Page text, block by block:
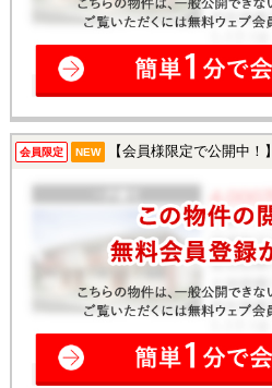
会員限定 NEW 【会員様限定で公開中！】